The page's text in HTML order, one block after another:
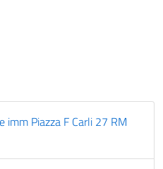
imm Piazza F Carli 27 RM